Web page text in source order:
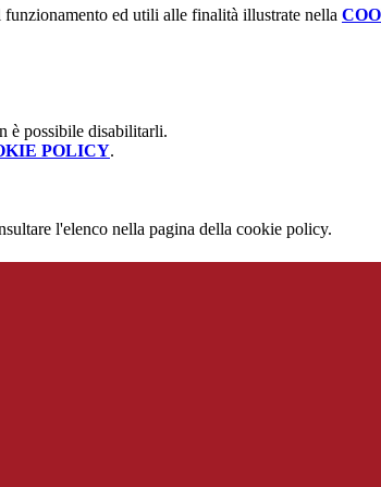
ed utili alle finalità illustrate nella
è possibile disabilitarli.
POLICY.
l'elenco nella pagina della cookie policy.